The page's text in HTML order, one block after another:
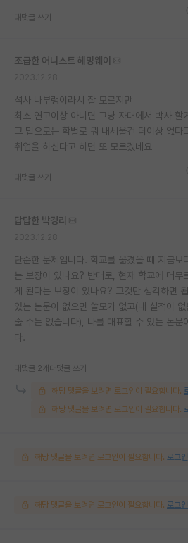
대댓글 쓰기
조급한 어니스트 헤밍웨이
석사 나부랭이라서 잘 모르지만
최소 연고이상 아니면 그냥 자대에서 박사 할
그 밑으로는 학벌로 뭐 내세울건 더이상 없다
취업을 하신다고 하면 또 모르겠네요
대댓글 쓰기
답답한 박경리
단순한 문제입니다. 학교를 옮겼을 때 지금보
는 보장이 있나요? 반대로, 현재 학교에 머무
게 된다는 보장이 있나요? 그것만 생각하면
있는 논문이 없으면 쓸모가 없고(내 실적이
줄 수는 없습니다), 나를 대표할 수 있는 논문
다.
대댓글 2개 대댓글 쓰기
해당 댓글을 보려면 로그인이 필요합니다.
해당 댓글을 보려면 로그인이 필요합니다.
해당 댓글을 보려면 로그인이 필요합니다. 로그
해당 댓글을 보려면 로그인이 필요합니다. 로그